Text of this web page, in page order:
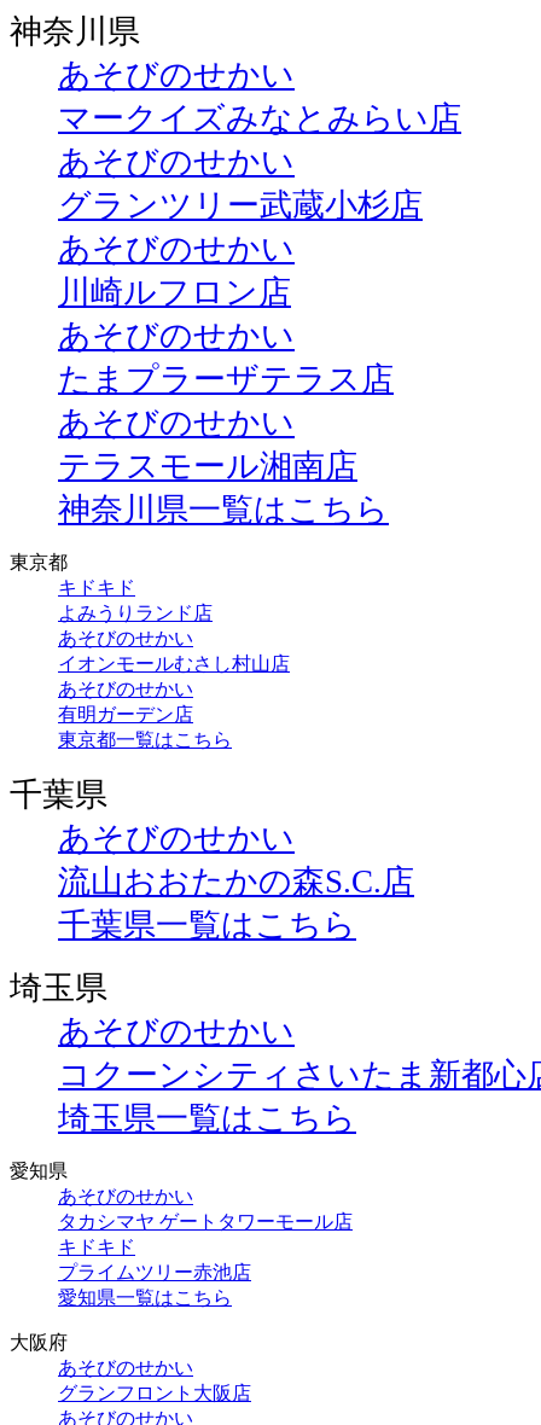
神奈川県
あそびのせかい
マークイズみなとみらい店
あそびのせかい
グランツリー武蔵小杉店
あそびのせかい
川崎ルフロン店
あそびのせかい
たまプラーザテラス店
あそびのせかい
テラスモール湘南店
神奈川県一覧はこちら
東京都
キドキド
よみうりランド店
あそびのせかい
イオンモールむさし村山店
あそびのせかい
有明ガーデン店
東京都一覧はこちら
千葉県
あそびのせかい
流山おおたかの森S.C.店
千葉県一覧はこちら
埼玉県
あそびのせかい
コクーンシティさいたま新都心
埼玉県一覧はこちら
愛知県
あそびのせかい
タカシマヤ ゲートタワーモール店
キドキド
プライムツリー赤池店
愛知県一覧はこちら
大阪府
あそびのせかい
グランフロント大阪店
あそびのせかい